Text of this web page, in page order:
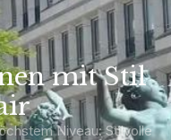
mit Stil
Niveau: Stilvolle